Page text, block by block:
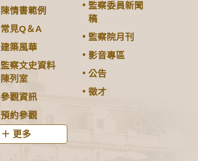
陳情書範例
常見Q＆A
建築風華
監察文史資料
陳列室
參觀資訊
預約參觀
更多
監察委員新聞
稿
監察院月刊
影音專區
公告
徵才